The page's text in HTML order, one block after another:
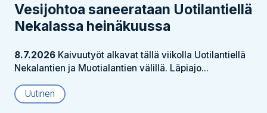
Vesijohtoa saneerataan Uotilantiellä
Nekalassa heinäkuussa
8.7.2026 Kaivuutyöt alkavat tällä viikolla Uotilantiellä
Nekalantien ja Muotialantien välillä. Läpiajo...
Uutinen